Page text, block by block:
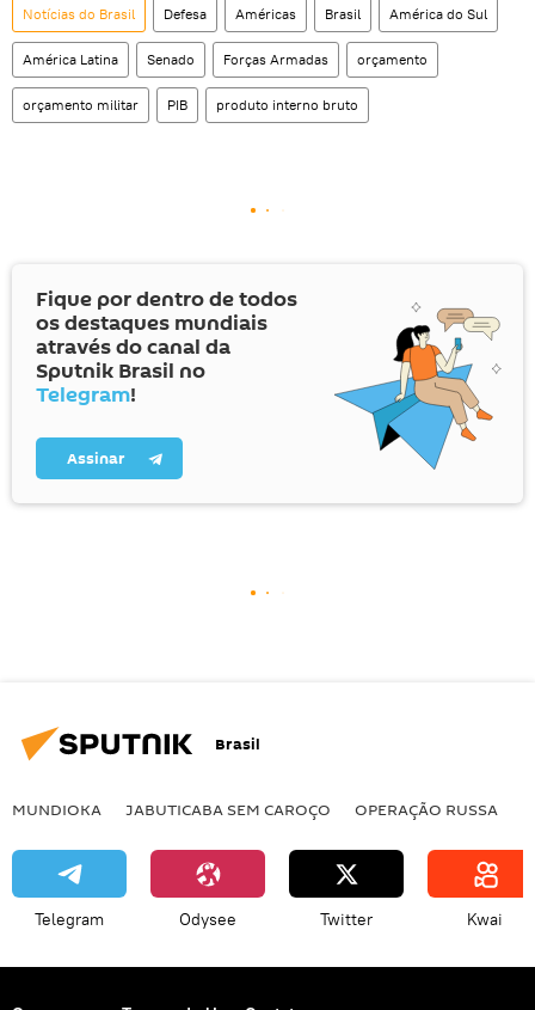
Notícias do Brasil Defesa Américas Brasil América do Sul
América Latina Senado Forças Armadas orçamento
orçamento militar PIB produto interno bruto
Fique por dentro de todos
os destaques mundiais
através do canal da
Sputnik Brasil no
Telegram!
Assinar
Brasil
MUNDIOKA JABUTICABA SEM CAROÇO OPERAÇÃO RUSSA
Telegram Odysee Twitter Kwai